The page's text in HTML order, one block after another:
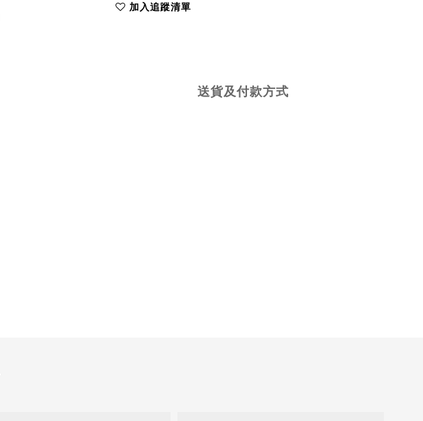
加入追蹤清單
送貨及付款方式